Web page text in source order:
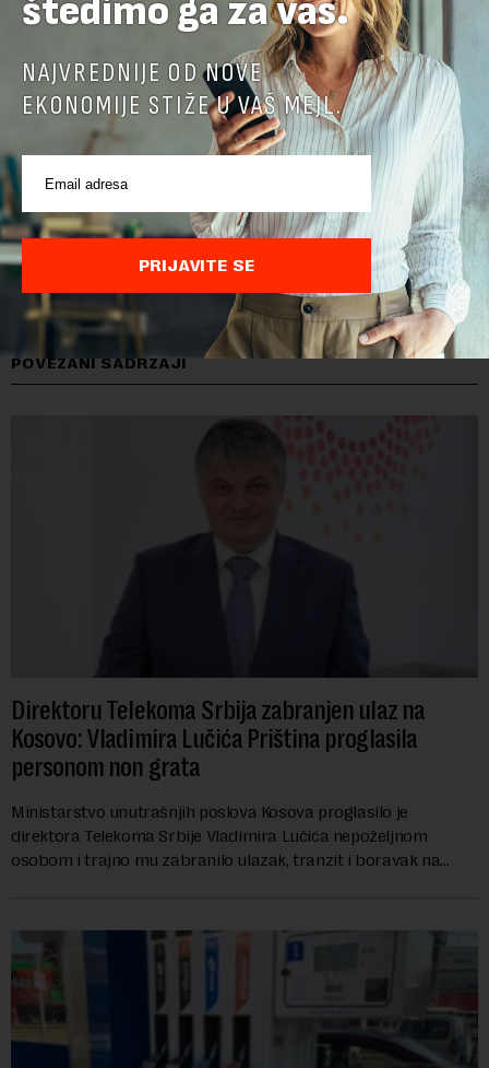
POVEZANI SADRŽAJI
Direktoru Telekoma Srbija zabranjen ulaz na
Kosovo: Vladimira Lučića Priština proglasila
personom non grata
Ministarstvo unutrašnjih poslova Kosova proglasilo je
direktora Telekoma Srbije Vladimira Lučića nepoželjnom
osobom i trajno mu zabranilo ulazak, tranzit i boravak na
štedimo ga za vas.
NAJVREDNIJE OD NOVE
EKONOMIJE STIŽE U VAŠ MEJL.
PRIJAVITE SE